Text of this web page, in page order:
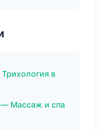
в
— Массаж и спа